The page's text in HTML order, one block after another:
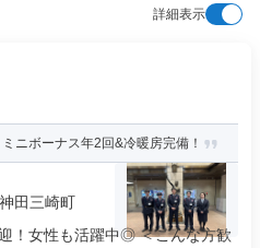
詳細表示
ニボーナス年2回&冷暖房完備！
田三崎町
！女性も活躍中◎ ＜こんな方歓